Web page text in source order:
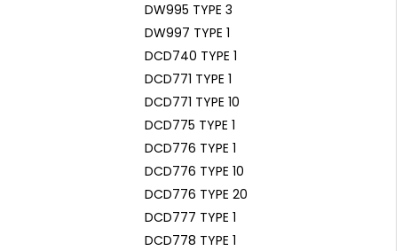
DW995 TYPE 3
DW997 TYPE 1
DCD740 TYPE 1
DCD771 TYPE 1
DCD771 TYPE 10
DCD775 TYPE 1
DCD776 TYPE 1
DCD776 TYPE 10
DCD776 TYPE 20
DCD777 TYPE 1
DCD778 TYPE 1